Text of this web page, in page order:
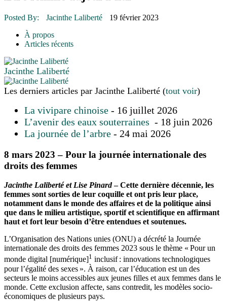
16 juillet 2026
COMMUNAUTAIRE
14 octobre 2015
de Prévost
Posted By: Jacinthe Laliberté
19 février 2023
À propos
Articles récents
Jacinthe Laliberté
Les derniers articles par Jacinthe Laliberté (tout voir)
La vivipare chinoise - 16 juillet 2026
L’avenir des eaux souterraines - 18 juin 2026
La journée de l’arbre - 24 mai 2026
8 mars 2023 – Pour la journée internationale des
droits des femmes
Jacinthe Laliberté et Lise Pinard– Cette dernière décennie, les
femmes sont sorties de leur coquille et ont pris leur place,
notamment dans le monde des affaires et de la politique ainsi
que dans le milieu artistique, sportif et scientifique en affirmant
haut et fort leur besoin d’être entendues et soutenues.
L’Organisation des Nations unies (ONU) a décrété la Journée
internationale des droits des femmes 2023 sous le thème « Pour un
monde digital [numérique] 1 inclusif : innovations technologiques
pour l’égalité des sexes ». À raison, car l’éducation est un des
secteurs le moins accessibles aux jeunes filles et aux femmes dans le
monde. Cette exclusion affecte, sans contredit, les modèles socio-
économiques de plusieurs pays.